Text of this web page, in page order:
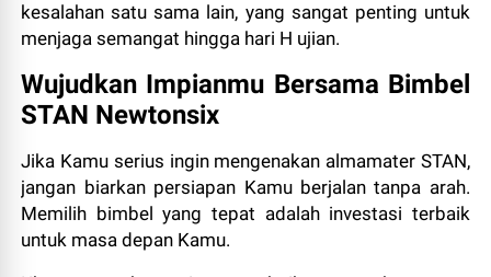
kesalahan satu sama lain, yang sangat penting untuk
menjaga semangat hingga hari H ujian.
Wujudkan Impianmu Bersama Bimbel
STAN Newtonsix
Jika Kamu serius ingin mengenakan almamater STAN,
jangan biarkan persiapan Kamu berjalan tanpa arah.
Memilih bimbel yang tepat adalah investasi terbaik
untuk masa depan Kamu.